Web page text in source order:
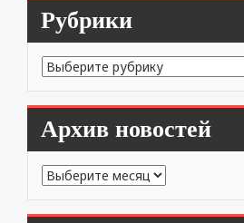
Рубрики
Рубрики
Архив новостей
Архив
новостей